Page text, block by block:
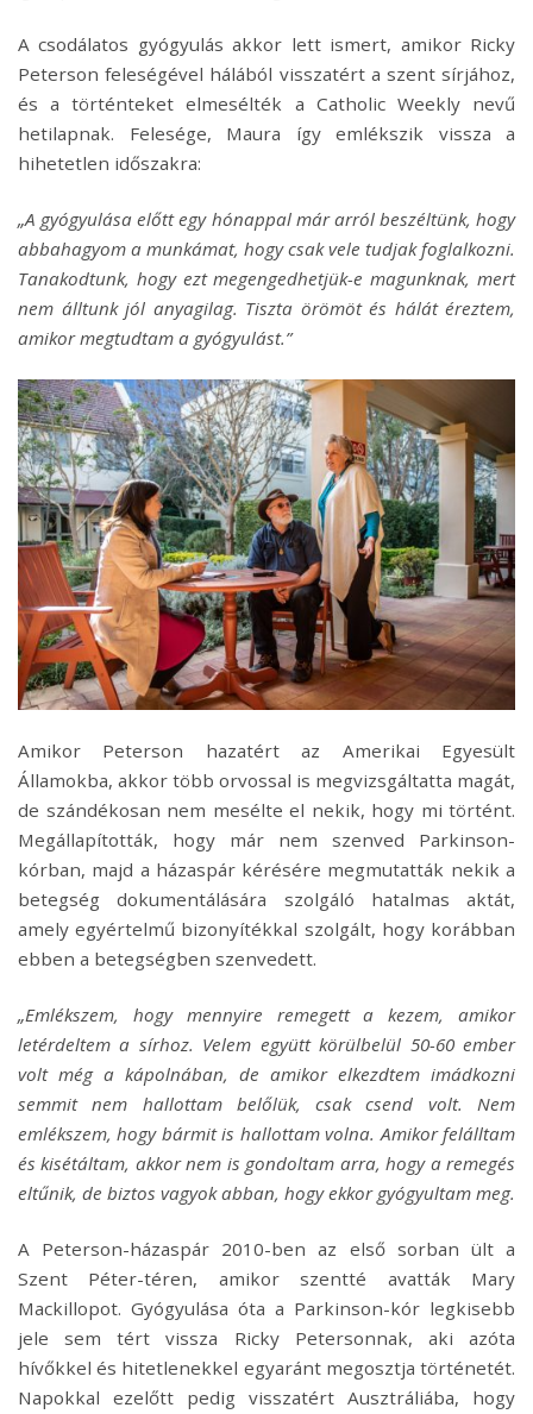
A csodálatos gyógyulás akkor lett ismert, amikor Ricky
Peterson feleségével hálából visszatért a szent sírjához,
és a történteket elmesélték a Catholic Weekly nevű
hetilapnak. Felesége, Maura így emlékszik vissza a
hihetetlen időszakra:
„A gyógyulása előtt egy hónappal már arról beszéltünk, hogy
abbahagyom a munkámat, hogy csak vele tudjak foglalkozni.
Tanakodtunk, hogy ezt megengedhetjük-e magunknak, mert
nem álltunk jól anyagilag. Tiszta örömöt és hálát éreztem,
amikor megtudtam a gyógyulást.”
Amikor Peterson hazatért az Amerikai Egyesült
Államokba, akkor több orvossal is megvizsgáltatta magát,
de szándékosan nem mesélte el nekik, hogy mi történt.
Megállapították, hogy már nem szenved Parkinson-
kórban, majd a házaspár kérésére megmutatták nekik a
betegség dokumentálására szolgáló hatalmas aktát,
amely egyértelmű bizonyítékkal szolgált, hogy korábban
ebben a betegségben szenvedett.
„Emlékszem, hogy mennyire remegett a kezem, amikor
letérdeltem a sírhoz. Velem együtt körülbelül 50-60 ember
volt még a kápolnában, de amikor elkezdtem imádkozni
semmit nem hallottam belőlük, csak csend volt. Nem
emlékszem, hogy bármit is hallottam volna. Amikor felálltam
és kisétáltam, akkor nem is gondoltam arra, hogy a remegés
eltűnik, de biztos vagyok abban, hogy ekkor gyógyultam meg.
A Peterson-házaspár 2010-ben az első sorban ült a
Szent Péter-téren, amikor szentté avatták Mary
Mackillopot. Gyógyulása óta a Parkinson-kór legkisebb
jele sem tért vissza Ricky Petersonnak, aki azóta
hívőkkel és hitetlenekkel egyaránt megosztja történetét.
Napokkal ezelőtt pedig visszatért Ausztráliába, hogy